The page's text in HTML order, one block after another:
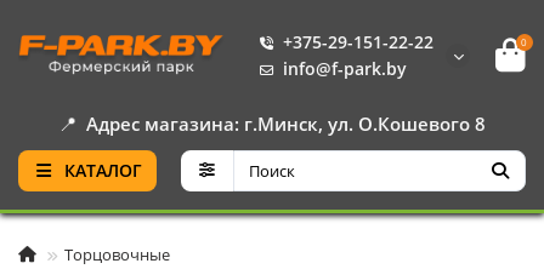
+375-29-151-22-22
info@f-park.by
0
📍 Адрес магазина: г.Минск, ул. О.Кошевого 8
КАТАЛОГ
Торцовочные